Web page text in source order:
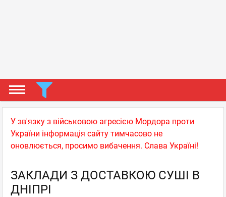
У зв'язку з військовою агресією Мордора проти
України інформація сайту тимчасово не
оновлюється, просимо вибачення. Слава Україні!
ЗАКЛАДИ З ДОСТАВКОЮ СУШІ В
ДНІПРІ